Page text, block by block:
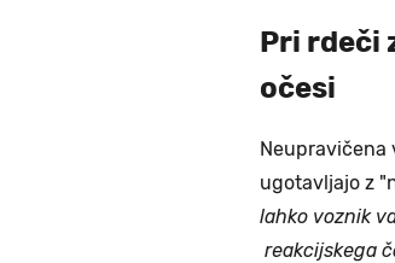
Pri rdeči
očesi
Neupravičena
ugotavljajo z
lahko voznik
reakcijskega